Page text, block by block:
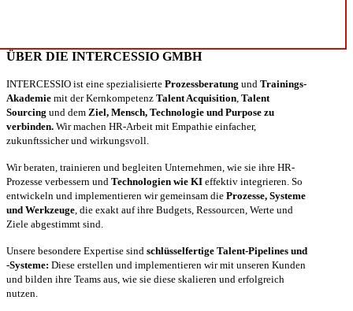
ÜBER DIE INTERCESSIO GMBH
INTERCESSIO ist eine spezialisierte Prozessberatung und Trainings-
Akademie mit der Kernkompetenz Talent Acquisition Talent
Sourcing und dem Ziel, Mensch, Technologie und Purpose zu
verbinden. Wir machen HR-Arbeit mit Empathie einfacher,
zukunftssicher und wirkungsvoll.
Wir beraten, trainieren und begleiten Unternehmen, wie sie ihre HR-
Prozesse verbessern und Technologien wie KI effektiv integrieren. So
entwickeln und implementieren wir gemeinsam die Prozesse, Systeme
und Werkzeuge , die exakt auf ihre Budgets, Ressourcen, Werte und
Ziele abgestimmt sind.
Unsere besondere Expertise sind schlüsselfertige Talent-Pipelines und
-Systeme: Diese erstellen und implementieren wir mit unseren Kunden
und bilden ihre Teams aus, wie sie diese skalieren und erfolgreich
nutzen.